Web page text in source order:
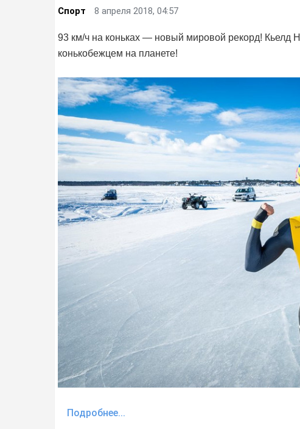
Спорт 8 апреля 2018, 04:57
93 км/ч на коньках — новый мировой рекорд!
конькобежцем на планете!
Подробнее...